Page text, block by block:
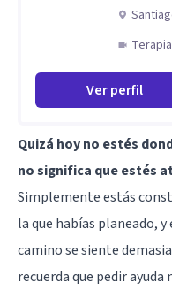
Ver perfil
Quizá hoy no estés
no significa que estés
Simplemente estás
la que habías planeado,
camino se siente
recuerda que pedir ayuda